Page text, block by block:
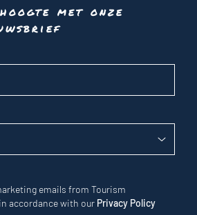
met onze
emails from Tourism
accordance with our Privacy Policy